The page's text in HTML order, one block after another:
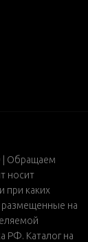
| Обращаем
носит
при каких
на
РФ. Каталог на